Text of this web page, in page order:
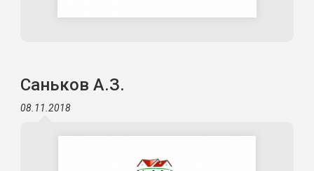
Саньков А.З.
08.11.2018